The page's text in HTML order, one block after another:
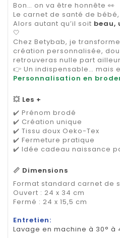
Bon… on va être honnête 👀
Le carnet de santé de
Alors autant qu’il soit beau,
🤍
Chez Betybab, je
création personnalisée,
retrouveras nulle part
👉 Un indispensable… mais
Personnalisation en
💥 Les +
✔️ Prénom brodé
✔️ Création unique
✔️ Tissu doux Oeko-Tex
✔️ Fermeture pratique
✔️ Idée cadeau naissance
📏 Dimensions
Format standard carnet de
Ouvert : 24 x 34 cm
Fermé : 24 x 15,5 cm
Entretien:
Lavage en machine à 30° à